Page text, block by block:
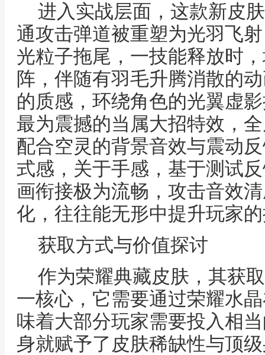
进入实战层面，这款新皮
通攻击弹道被重塑为光羽飞
光粒子拖尾，一技能释放时
阵，伴随有羽毛升腾消散的
的质感，环绕角色的光翼虚
最为震撼的当属大招特效，
配合空灵的背景音效与震动
式感，关于手感，基于测试
画衔接极为流畅，攻击音效
化，往往能无形中提升玩家
获取方式与价值探讨
作为荣耀典藏皮肤，其获
一核心，它需要通过荣耀水
味着大部分玩家需要投入相
身就赋予了皮肤稀缺性与顶